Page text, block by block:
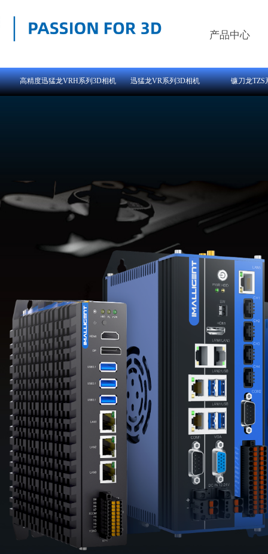
产品中心
高精度迅猛龙VRH系列3D相机 迅猛龙VR系列3D相机 镰刀龙TZS